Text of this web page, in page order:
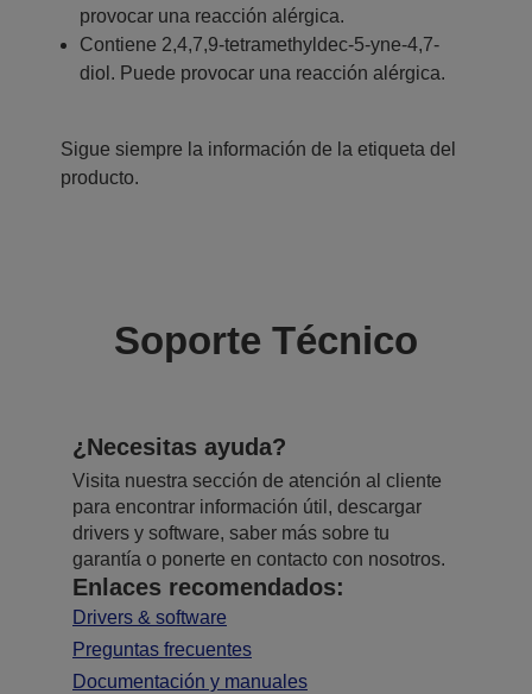
provocar una reacción alérgica.
Contiene 2,4,7,9-tetramethyldec-5-yne-4,7-
diol. Puede provocar una reacción alérgica.
Sigue siempre la información de la etiqueta del
producto.
Soporte Técnico
¿Necesitas ayuda?
Visita nuestra sección de atención al cliente
para encontrar información útil, descargar
drivers y software, saber más sobre tu
garantía o ponerte en contacto con nosotros.
Enlaces recomendados:
Drivers & software
Preguntas frecuentes
Documentación y manuales